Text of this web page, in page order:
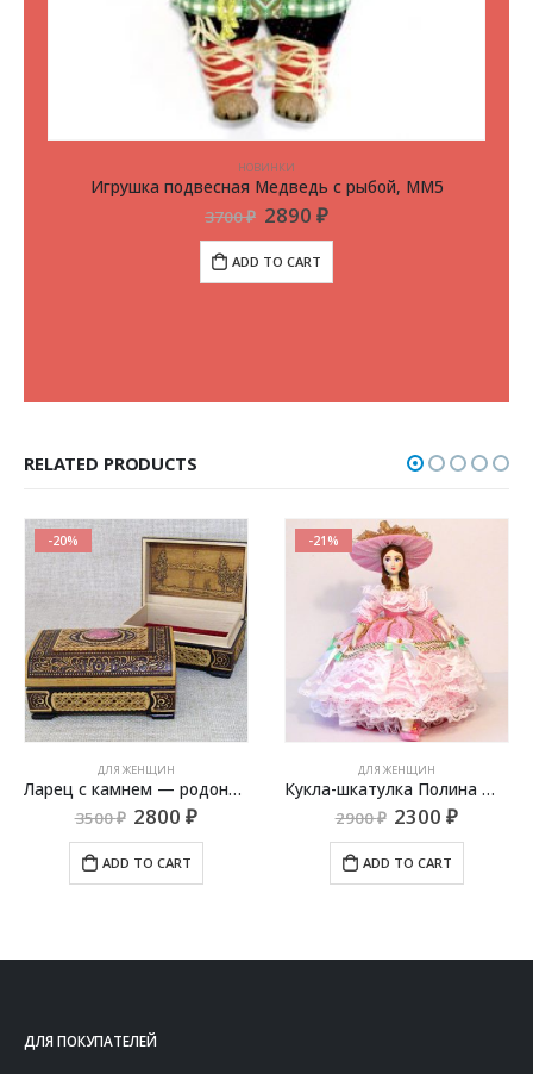
НОВИНКИ
Игрушка подвесная Медведь с рыбой, ММ5
3700₽ 2890 ₽
ADD TO CART
RELATED PRODUCTS
-20%
ДЛЯ ЖЕНЩИН
Ларец с камнем — родонит, 01606-20
3500₽ 2800₽
ADD TO CART
-21%
ДЛЯ ЖЕНЩИН
Кукла-шкатулка Полина — ШК 5
2900₽ 2300₽
ADD TO CART
ДЛЯ ПОКУПАТЕЛЕЙ